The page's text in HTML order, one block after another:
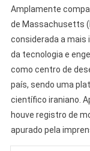
Amplamente
de Massachusetts
considerada a
da tecnologia e
como centro de
país, sendo uma
científico iraniano.
houve registro de
apurado pela